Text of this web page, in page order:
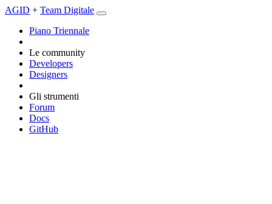
AGID + Team Digitale
Piano Triennale
Le community
Developers
Designers
Gli strumenti
Forum
Docs
GitHub